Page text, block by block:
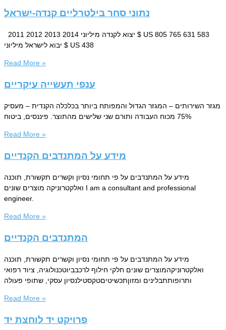
נתוני סחר בילטרליים קנדה-ישראל
2011 2012 2013 2014 יצוא לקנדה מיליוני $ US 805 765 631 583
יבוא לישראל מיליוני $ US 438
Read More »
ענפי תעשייה עיקריים
מגזר השירותים – המגזר הגדול והמפותח ביותר בכלכלה הקנדית – מעסיק
75% מכוח העבודה ותורם שני שלישים מהתוצר. פיננסים, ביטוח
Read More »
מידע על המתנדבים הקנדיים
מידע על המתנדבים על פי תחומי נסיון וקשרים תקשורת, תוכנה
ואלקטרוניקה מוצרים שונים I am a consultant and professional
engineer.
Read More »
המתנדבים הקנדיים
מידע על המתנדבים על פי תחומי נסיון וקשרים תקשורת, תוכנה
ואלקטרוניקהמוצרים שונים חלקי חילוף לרכבביוטכנולוגיה, ציוד רפואי
ותרופותתבלינים ומזוןתכשיטיםטקסטילנסיון עסקי, שתופי פעולה
Read More »
פרויקט יד לוחצת יד